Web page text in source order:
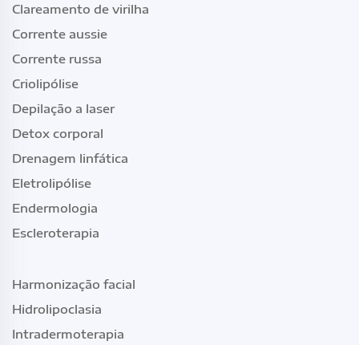
Clareamento de virilha
Corrente aussie
Corrente russa
Criolipólise
Depilação a laser
Detox corporal
Drenagem linfática
Eletrolipólise
Endermologia
Escleroterapia
Harmonização facial
Hidrolipoclasia
Intradermoterapia